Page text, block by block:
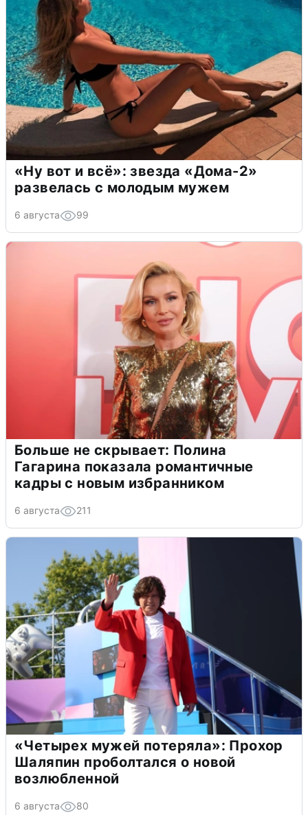
«Ну вот и всё»: звезда «Дома-2»
развелась с молодым мужем
6 августа 99
Больше не скрывает: Полина
Гагарина показала романтичные
кадры с новым избранником
6 августа 211
«Четырех мужей потеряла»: Прохор
Шаляпин проболтался о новой
возлюбленной
6 августа 80